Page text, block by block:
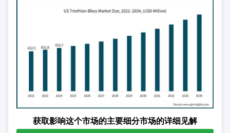
获取影响这个市场的主要细分市场的详细见解